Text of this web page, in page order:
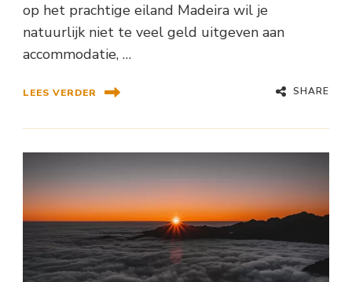
op het prachtige eiland Madeira wil je
natuurlijk niet te veel geld uitgeven aan
accommodatie, …
LEES VERDER SHARE